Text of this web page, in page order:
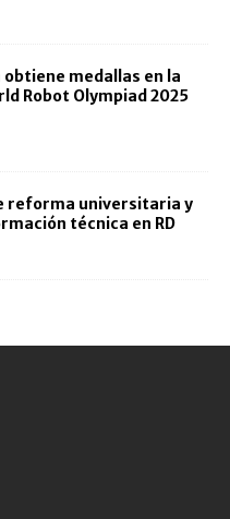
obtiene medallas en la
Robot Olympiad 2025
reforma universitaria y
técnica en RD